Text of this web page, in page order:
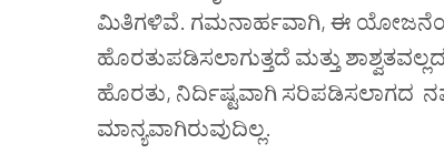
ಮಿತಿಗಳಿವೆ. ಗಮನಾರ್ಹವಾಗಿ, ಈ ಯೋಜನೆಯಡಿ
ಹೊರತುಪಡಿಸಲಾಗುತ್ತದೆ ಮತ್ತು
ಹೊರತು, ನಿರ್ದಿಷ್ಟವಾಗಿ ಸರಿಪಡಿಸಲಾಗದ
ಮಾನ್ಯವಾಗಿರುವುದಿಲ್ಲ.